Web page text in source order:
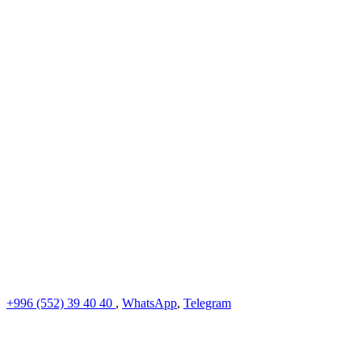
+996 (552) 39 40 40 , WhatsApp, Telegram